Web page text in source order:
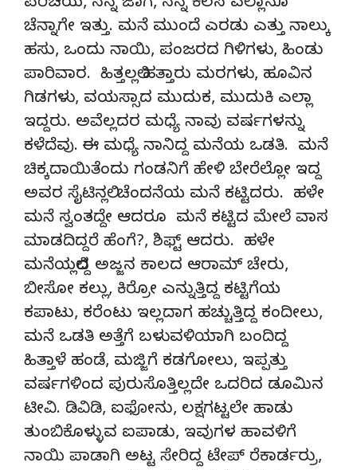
ಚೆನ್ನಾಗೇ ಇತ್ತು. ಮನೆ ಮುಂದೆ ಎರಡು ಎತ್ತು ನಾಲ್ಕು
ಹಸು, ಒಂದು ನಾಯಿ, ಪಂಜರದ ಗಿಳಿಗಳು, ಹಿಂಡು
ಪಾರಿವಾರ. ಹಿತ್ತಲಲ್ಲಿ ಹತ್ತಾರು ಮರಗಳು, ಹೂವಿನ
ಗಿಡಗಳು, ವಯಸ್ಸಾದ ಮುದುಕ, ಮುದುಕಿ ಎಲ್ಲಾ
ಇದ್ದರು. ಅವೆಲ್ಲದರ ಮಧ್ಯೆ ನಾವು ವರ್ಷಗಳನ್ನು
ಕಳೆದೆವು. ಈ ಮಧ್ಯೆ ನಾನಿದ್ದ ಮನೆಯ ಒಡತಿ. ಮನೆ
ಚಿಕ್ಕದಾಯಿತೆಂದು ಗಂಡನಿಗೆ ಹೇಳಿ ಬೇರೆಲ್ಲೋ ಇದ್ದ
ಅವರ ಸೈಟಿನಲ್ಲಿ ಚೆಂದನೆಯ ಮನೆ ಕಟ್ಟಿದರು. ಹಳೇ
ಮನೆ ಸ್ವಂತದ್ದೇ ಆದರೂ ಮನೆ ಕಟ್ಟಿದ ಮೇಲೆ ವಾಸ
ಮಾಡದಿದ್ದರೆ ಹೆಂಗೆ?, ಶಿಫ್ಟ್ ಆದರು. ಹಳೇ
ಮನೆಯಲ್ಲಿದ್ದ ಅಜ್ಜನ ಕಾಲದ ಆರಾಮ್ ಚೇರು,
ಬೀಸೋ ಕಲ್ಲು, ಕಿರ್ರೋ ಎನ್ನುತ್ತಿದ್ದ ಕಟ್ಟಿಗೆಯ
ಕಪಾಟು, ಕರೆಂಟು ಇಲ್ಲದಾಗ ಹಚ್ಚುತ್ತಿದ್ದ ಕಂದೀಲು,
ಮನೆ ಒಡತಿ ಅತ್ತೆಗೆ ಬಳುವಳಿಯಾಗಿ ಬಂದಿದ್ದ
ಹಿತ್ತಾಳೆ ಹಂಡೆ, ಮಜ್ಜಿಗೆ ಕಡಗೋಲು, ಇಪ್ಪತ್ತು
ವರ್ಷಗಳಿಂದ ಪುರುಸೊತ್ತಿಲ್ಲದೇ ಒದರಿದ ಡೂಮಿನ
ಟೀವಿ. ಡಿವಿಡಿ, ಐಫೋನು, ಲಕ್ಷಗಟ್ಟಲೇ ಹಾಡು
ತುಂಬಿಕೊಳ್ಳುವ ಐಪಾಡು, ಇವುಗಳ ಹಾವಳಿಗೆ
ನಾಯಿ ಪಾಡಾಗಿ ಅಟ್ಟ ಸೇರಿದ್ದ ಟೇಪ್ ರೆಕಾರ್ಡರ್ರು,